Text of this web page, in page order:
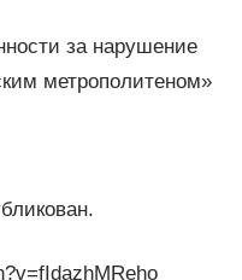
за нарушение
метрополитеном»